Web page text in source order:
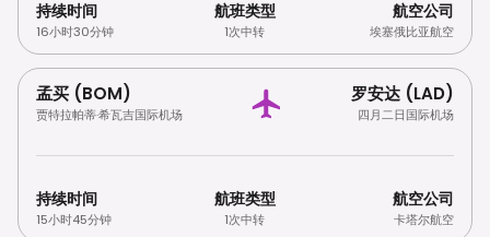
持续时间
16小时30分钟
航班类型
1次中转
航空公司
埃塞俄比亚航空
孟买 (BOM)
贾特拉帕蒂·希瓦吉国际机场
罗安达 (LAD)
四月二日国际机场
持续时间
15小时45分钟
航班类型
1次中转
航空公司
卡塔尔航空